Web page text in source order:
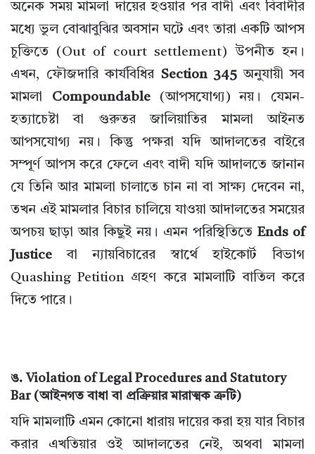
অনেক সময় মামলা দায়ের হওয়ার পর বাদী এবং বিবাদীর
মধ্যে ভুল বোঝাবুঝির অবসান ঘটে এবং তারা একটি আপস
চুক্তিতে (Out of court settlement) উপনীত হন।
এখন, ফৌজদারি কার্যবিধির Section 345 অনুযায়ী সব
মামলা Compoundable(আপসযোগ্য) নয়। যেমন-
হত্যাচেষ্টা বা গুরুতর জালিয়াতির মামলা আইনত
আপসযোগ্য নয়। কিন্তু পক্ষরা যদি আদালতের বাইরে
সম্পূর্ণ আপস করে ফেলে এবং বাদী যদি আদালতে জানান
যে তিনি আর মামলা চালাতে চান না বা সাক্ষ্য দেবেন না,
তখন এই মামলার বিচার চালিয়ে যাওয়া আদালতের সময়ের
অপচয় ছাড়া আর কিছুই নয়। এমন পরিস্থিতিতে Ends of
Justice বা ন্যায়বিচারের স্বার্থে হাইকোর্ট বিভাগ
Quashing Petition গ্রহণ করে মামলাটি বাতিল করে
দিতে পারে।
ঙ. Violation of Legal Procedures and Statutory
Bar (আইনগত বাধা বা প্রক্রিয়ার মারাত্মক ত্রুটি)
যদি মামলাটি এমন কোনো ধারায় দায়ের করা হয় যার বিচার
করার এখতিয়ার ওই আদালতের নেই, অথবা মামলা